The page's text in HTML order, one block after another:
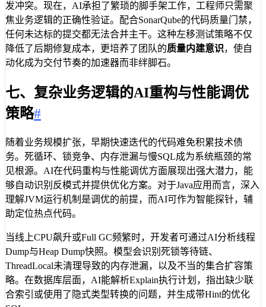
发冲突。现在，AI承担了繁琐的脚手架工作，工程师只需聚
焦业务逻辑的正确性验证。配合SonarQube的代码质量门禁，
任何未达标的提交都无法合并主干。这种左移测试策略不仅
降低了后期修复成本，更培养了团队的质量内建意识，使自
动化成为交付节奏的加速器而非绊脚石。
七、复杂业务逻辑的AI重构与性能调优
策略#
随着业务规模扩张，早期快速迭代的代码难免积累技术债
务。死循环、锁竞争、内存泄漏与慢SQL成为系统瓶颈的常
见根源。AI在代码重构与性能调优方面展现出强大潜力，能
够自动识别反模式并提供优化方案。对于Java应用而言，深入
理解JVM运行机制是调优的前提，而AI可作为智能探针，辅
助定位热点代码。
当线上CPU飙升或Full GC频繁时，开发者可通过AI分析线程
Dump与Heap Dump快照。模型会识别死锁等待链、
ThreadLocal未清理导致的内存泄漏，以及不当的集合扩容策
略。在数据库层面，AI能解析Explain执行计划，指出缺少联
合索引或使用了隐式类型转换的问题，并生成带Hint的优化